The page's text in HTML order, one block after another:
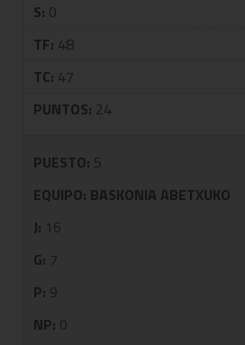
S: 0
TF: 48
TC: 47
PUNTOS: 24
PUESTO: 5
EQUIPO: BASKONIA ABETXUKO
J: 16
G: 7
P: 9
NP: 0